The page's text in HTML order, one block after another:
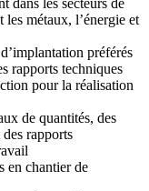
dans les secteurs de
les métaux, l’énergie et
préférés
rapports techniques
pour la réalisation
de quantités, des
rapports
en chantier de